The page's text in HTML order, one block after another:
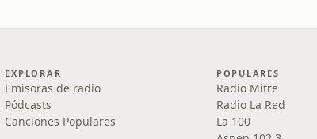
EXPLORAR
Emisoras de radio
Pódcasts
Canciones Populares
POPULARES
Radio Mitre
Radio La Red
La 100